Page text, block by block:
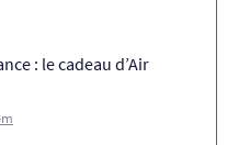
: le cadeau d’Air